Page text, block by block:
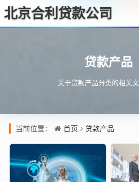
北京合利贷款公司
贷款产品
关于贷款产品分类的相关
当前位置： 首页 贷款产品